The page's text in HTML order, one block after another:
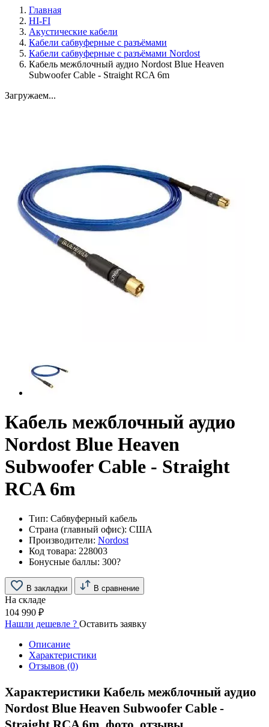
Главная
HI-FI
Акустические кабели
Кабели сабвуферные с разъёмами
Кабели сабвуферные с разъёмами Nordost
Кабель межблочный аудио Nordost Blue Heaven
Subwoofer Cable - Straight RCA 6m
Загружаем...
Кабель межблочный аудио
Nordost Blue Heaven
Subwoofer Cable - Straight
RCA 6m
Тип: Сабвуферный кабель
Страна (главный офис): США
Производители: Nordost
Код товара: 228003
Бонусные баллы: 300?
В закладки В сравнение
На складе
104 990 ₽
Нашли дешевле ? Оставить заявку
Описание
Характеристики
Отзывов (0)
Характеристики Кабель межблочный аудио
Nordost Blue Heaven Subwoofer Cable -